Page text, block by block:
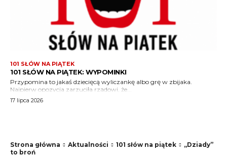
101 SŁÓW NA PIĄTEK
101 SŁÓW NA PIĄTEK: WYPOMINKI
Przypomina to jakaś dziecięcą wyliczankę albo grę w zbijaka.
Najpierw opozycja zarzuciła rządowi, że...
17 lipca 2026